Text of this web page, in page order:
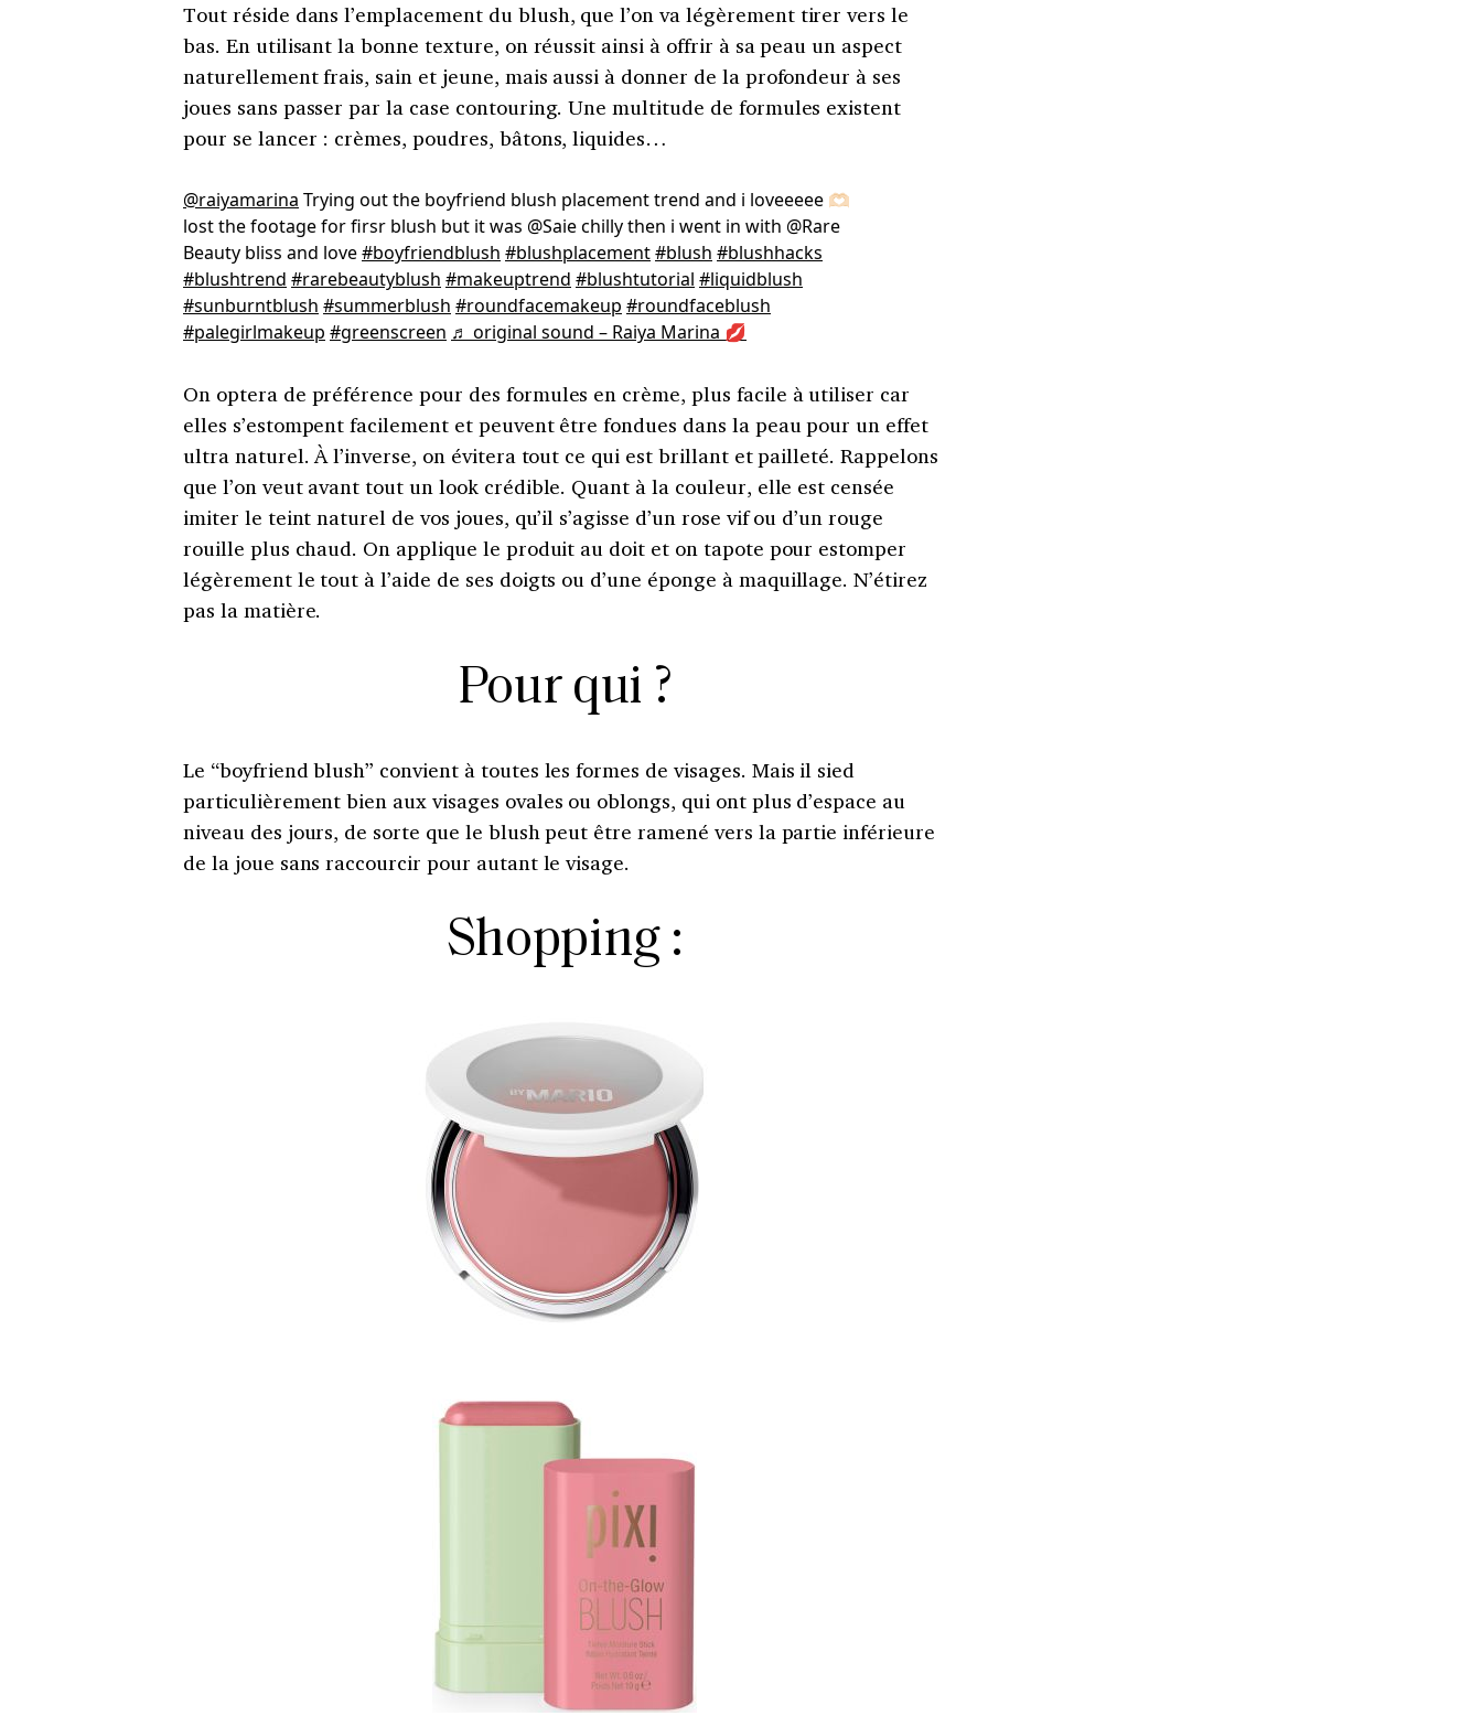
Tout réside dans l’emplacement du blush, que l’on va légèrement tirer vers le
bas. En utilisant la bonne texture, on réussit ainsi à offrir à sa peau un aspect
naturellement frais, sain et jeune, mais aussi à donner de la profondeur à ses
joues sans passer par la case contouring. Une multitude de formules existent
pour se lancer : crèmes, poudres, bâtons, liquides…
@raiyamarina Trying out the boyfriend blush placement trend and i loveeeee 🫶🏻
lost the footage for firsr blush but it was @Saie chilly then i went in with @Rare
Beauty bliss and love#boyfriendblush #blushplacement#blush #blushhacks
#blushtrend #rarebeautyblush #makeuptrend #blushtutorial #liquidblush
#sunburntblush #summerblush #roundfacemakeup #roundfaceblush
#palegirlmakeup #greenscreen ♬ original sound – Raiya Marina 💋
On optera de préférence pour des formules en crème, plus facile à utiliser car
elles s’estompent facilement et peuvent être fondues dans la peau pour un effet
ultra naturel. À l’inverse, on évitera tout ce qui est brillant et pailleté. Rappelons
que l’on veut avant tout un look crédible. Quant à la couleur, elle est censée
imiter le teint naturel de vos joues, qu’il s’agisse d’un rose vif ou d’un rouge
rouille plus chaud. On applique le produit au doit et on tapote pour estomper
légèrement le tout à l’aide de ses doigts ou d’une éponge à maquillage. N’étirez
pas la matière.
Pour qui ?
Le “boyfriend blush” convient à toutes les formes de visages. Mais il sied
particulièrement bien aux visages ovales ou oblongs, qui ont plus d’espace au
niveau des jours, de sorte que le blush peut être ramené vers la partie inférieure
de la joue sans raccourcir pour autant le visage.
Shopping :